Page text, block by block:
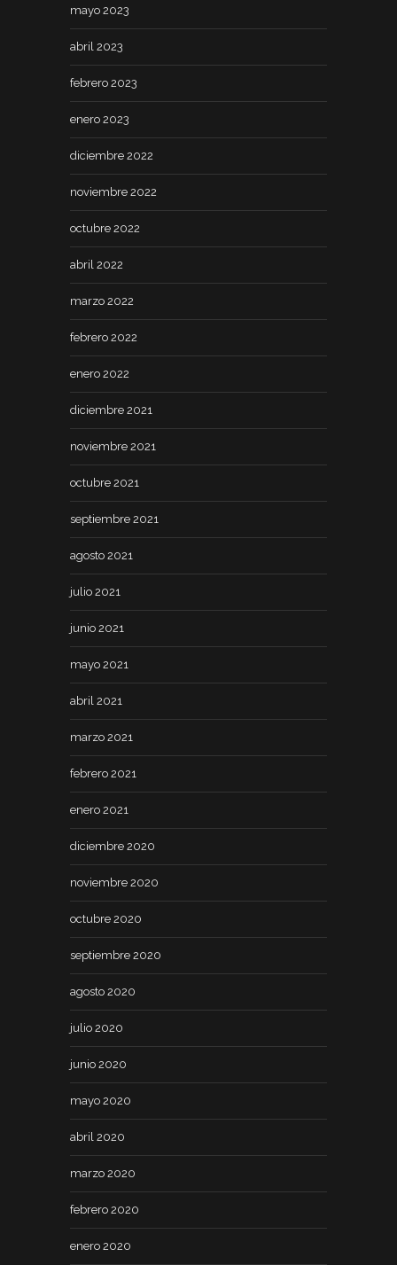
mayo 2023
abril 2023
febrero 2023
enero 2023
diciembre 2022
noviembre 2022
octubre 2022
abril 2022
marzo 2022
febrero 2022
enero 2022
diciembre 2021
noviembre 2021
octubre 2021
septiembre 2021
agosto 2021
julio 2021
junio 2021
mayo 2021
abril 2021
marzo 2021
febrero 2021
enero 2021
diciembre 2020
noviembre 2020
octubre 2020
septiembre 2020
agosto 2020
julio 2020
junio 2020
mayo 2020
abril 2020
marzo 2020
febrero 2020
enero 2020